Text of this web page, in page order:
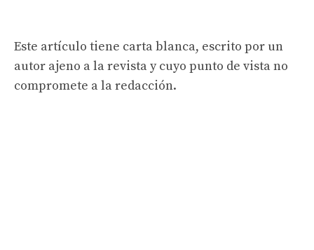
Este artículo tiene carta blanca, escrito por un
autor ajeno a la revista y cuyo punto de vista no
compromete a la redacción.